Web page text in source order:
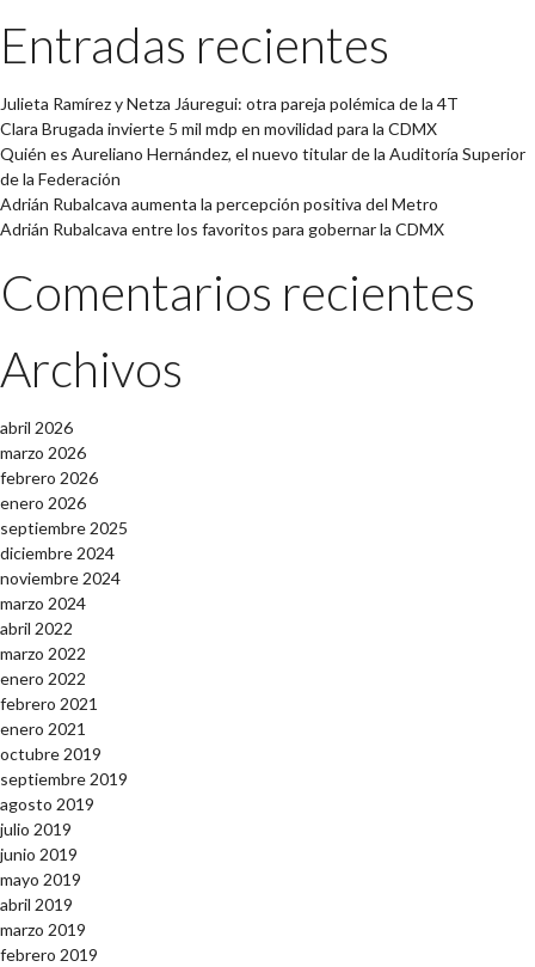
Entradas recientes
Julieta Ramírez y Netza Jáuregui: otra pareja polémica de la 4T
Clara Brugada invierte 5 mil mdp en movilidad para la CDMX
Quién es Aureliano Hernández, el nuevo titular de la Auditoría Superior
de la Federación
Adrián Rubalcava aumenta la percepción positiva del Metro
Adrián Rubalcava entre los favoritos para gobernar la CDMX
Comentarios recientes
Archivos
abril 2026
marzo 2026
febrero 2026
enero 2026
septiembre 2025
diciembre 2024
noviembre 2024
marzo 2024
abril 2022
marzo 2022
enero 2022
febrero 2021
enero 2021
octubre 2019
septiembre 2019
agosto 2019
julio 2019
junio 2019
mayo 2019
abril 2019
marzo 2019
febrero 2019